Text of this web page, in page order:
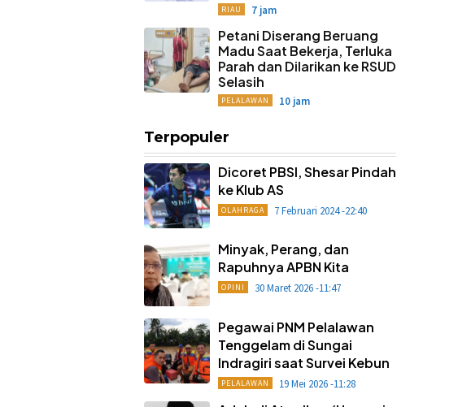
RIAU 7 jam
Petani Diserang Beruang
Madu Saat Bekerja, Terluka
Parah dan Dilarikan ke RSUD
Selasih
PELALAWAN 10 jam
Terpopuler
Dicoret PBSI, Shesar Pindah
ke Klub AS
OLAHRAGA 7 Februari 2024 -22:40
Minyak, Perang, dan
Rapuhnya APBN Kita
OPINI 30 Maret 2026 -11:47
Pegawai PNM Pelalawan
Tenggelam di Sungai
Indragiri saat Survei Kebun
PELALAWAN 19 Mei 2026 -11:28